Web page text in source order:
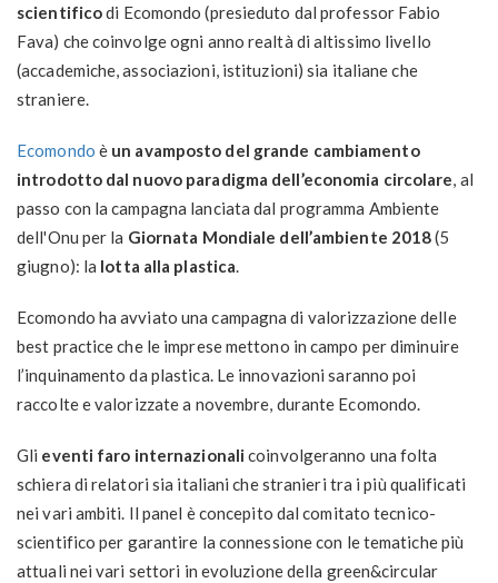
scientificodi Ecomondo (presieduto dal professor Fabio
Fava) che coinvolge ogni anno realtà di altissimo livello
(accademiche, associazioni, istituzioni) sia italiane che
straniere.
Ecomondo è un avamposto del grande cambiamento
introdotto dal nuovo paradigma dell’economia circolare, al
passo con la campagna lanciata dal programma Ambiente
dell'Onu per la Giornata Mondiale dell’ambiente 2018(5
giugno): la lotta alla plastica.
Ecomondo ha avviato una campagna di valorizzazione delle
best practice che le imprese mettono in campo per diminuire
l’inquinamento da plastica. Le innovazioni saranno poi
raccolte e valorizzate a novembre, durante Ecomondo.
Gli eventi faro internazionali coinvolgeranno una folta
schiera di relatori sia italiani che stranieri tra i più qualificati
nei vari ambiti. Il panel è concepito dal comitato tecnico-
scientifico per garantire la connessione con le tematiche più
attuali nei vari settori in evoluzione della green&circular